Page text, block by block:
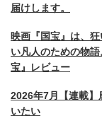
届けします。
映画『国宝』は、
い凡人のための物
宝』レビュー
2026年7月【連載】
いたい